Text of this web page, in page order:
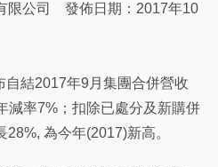
限公司 發佈日期：2017年10
自結2017年9月集團合併營收
減率7%；扣除已處分及新購併
為今年(2017)新高。